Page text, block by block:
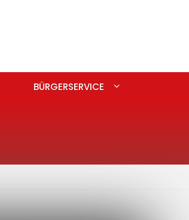
BÜRGERSERVICE